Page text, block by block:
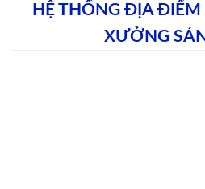
HỆ THỐNG ĐỊA
XƯỞNG